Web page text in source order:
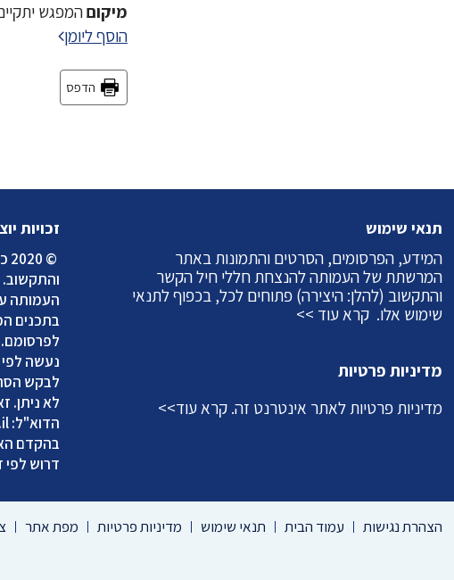
מיקוםהמפגש יתקיים
הוסף ליומן
הדפס
תנאי שימוש
המידע, הפרסומים, הסרטים והתמונות באתר
המרשתת של העמותה להנצחת חללי חיל הקשר
והתקשוב (להלן: היצירה) פתוחים לכל, בכפוף לתנאי
שימוש אלו.קרא עוד >>
מדיניות פרטיות
מדיניות פרטיות לאתר אינטרנט זה.קרא עוד>>
זכויות
©
והתקשוב.
העמותה
בתכנים
לבקש
לא ניתן.
הדוא"ל:
בהקדם
דרוש לפי
הצהרת נגישות עמוד הבית תנאי שימוש מדיניות פרטיות מפת אתר